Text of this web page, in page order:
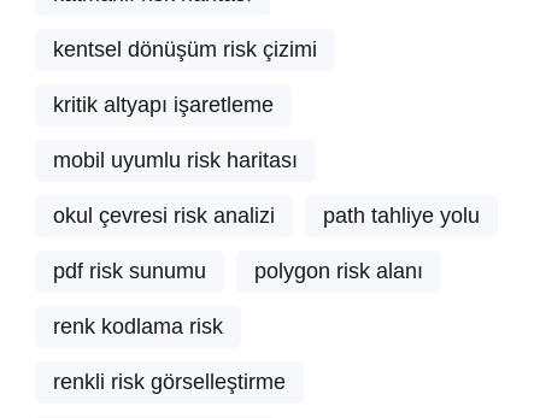
kentsel dönüşüm risk çizimi
kritik altyapı işaretleme
mobil uyumlu risk haritası
okul çevresi risk analizi path tahliye yolu
pdf risk sunumu polygon risk alanı
renk kodlama risk
renkli risk görselleştirme